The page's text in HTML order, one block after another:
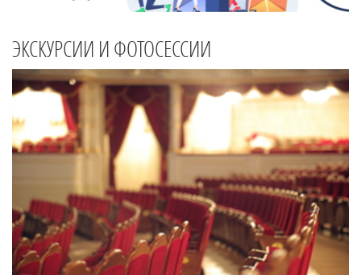
ЭКСКУРСИИ И ФОТОСЕССИИ